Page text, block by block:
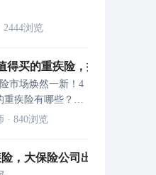
2444浏览
得买的重疾险，换成这6款了
市场焕然一新！4
重疾险有哪些？应
· 840浏览
，大保险公司出品，便宜！